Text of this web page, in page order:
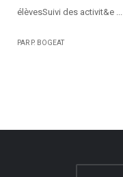
élèvesSuivi des activit&e ...
PAR P. BOGEAT